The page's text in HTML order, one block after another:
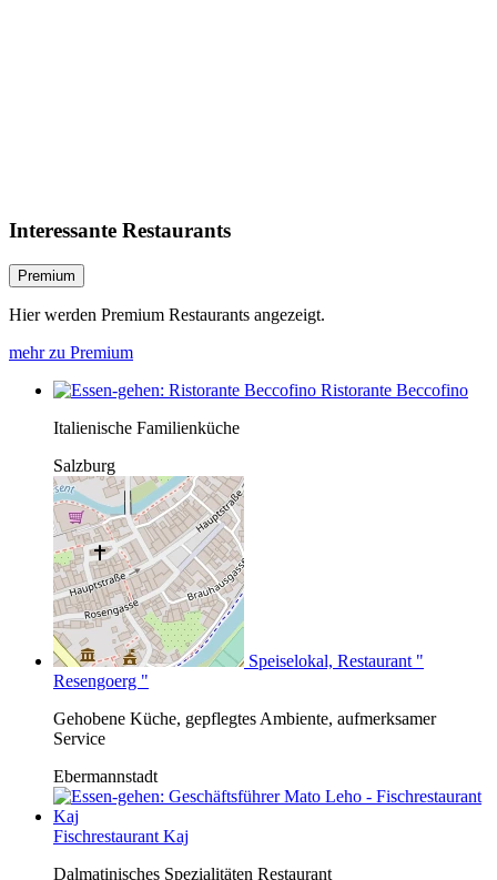
Interessante Restaurants
Premium
Hier werden Premium Restaurants angezeigt.
mehr zu Premium
Ristorante Beccofino
Italienische Familienküche
Salzburg
Speiselokal, Restaurant "
Resengoerg "
Gehobene Küche, gepflegtes Ambiente, aufmerksamer
Service
Ebermannstadt
Fischrestaurant Kaj
Dalmatinisches Spezialitäten Restaurant